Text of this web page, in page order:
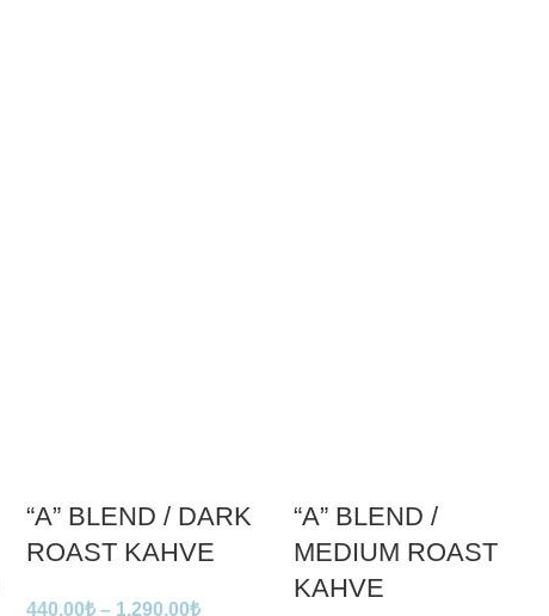
“A” BLEND / DARK
ROAST KAHVE
440,00₺ – 1.290,00₺
“A” BLEND /
MEDIUM ROAST
KAHVE